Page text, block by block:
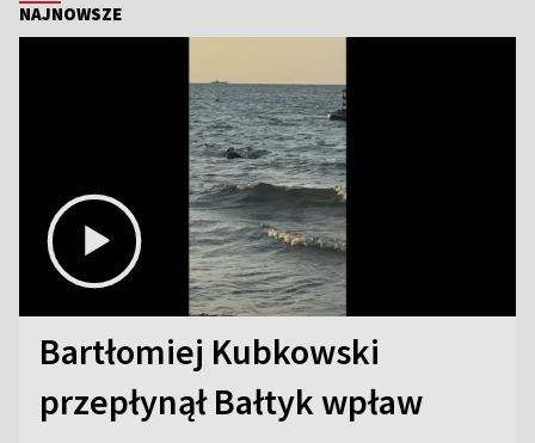
NAJNOWSZE
Bartłomiej Kubkowski
przepłynął Bałtyk wpław